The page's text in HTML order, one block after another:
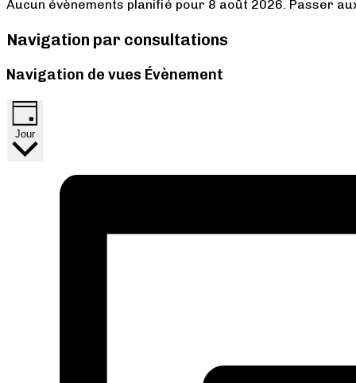
Aucun évènements planifié pour 8 août 2026. Passer
Navigation par consultations
Navigation de vues Évènement
Jour